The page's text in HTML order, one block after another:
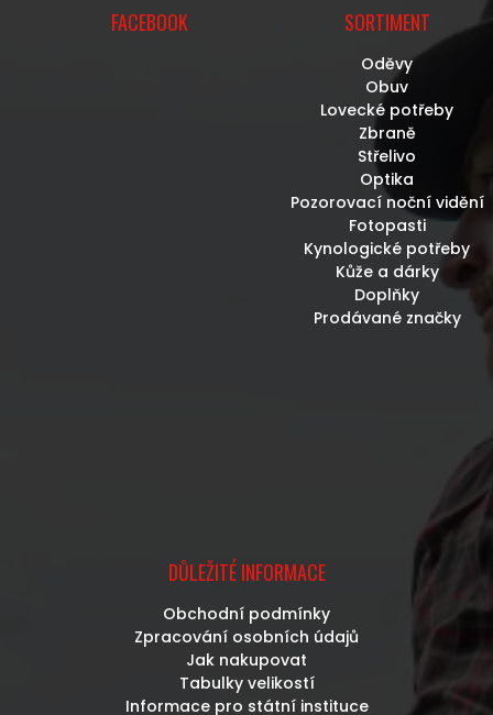
FACEBOOK SORTIMENT
Oděvy
Obuv
Lovecké potřeby
Zbraně
Střelivo
Optika
Pozorovací noční vidění
Fotopasti
Kynologické potřeby
Kůže a dárky
Doplňky
Prodávané značky
DŮLEŽITÉ INFORMACE
Obchodní podmínky
Zpracování osobních údajů
Jak nakupovat
Tabulky velikostí
Informace pro státní instituce